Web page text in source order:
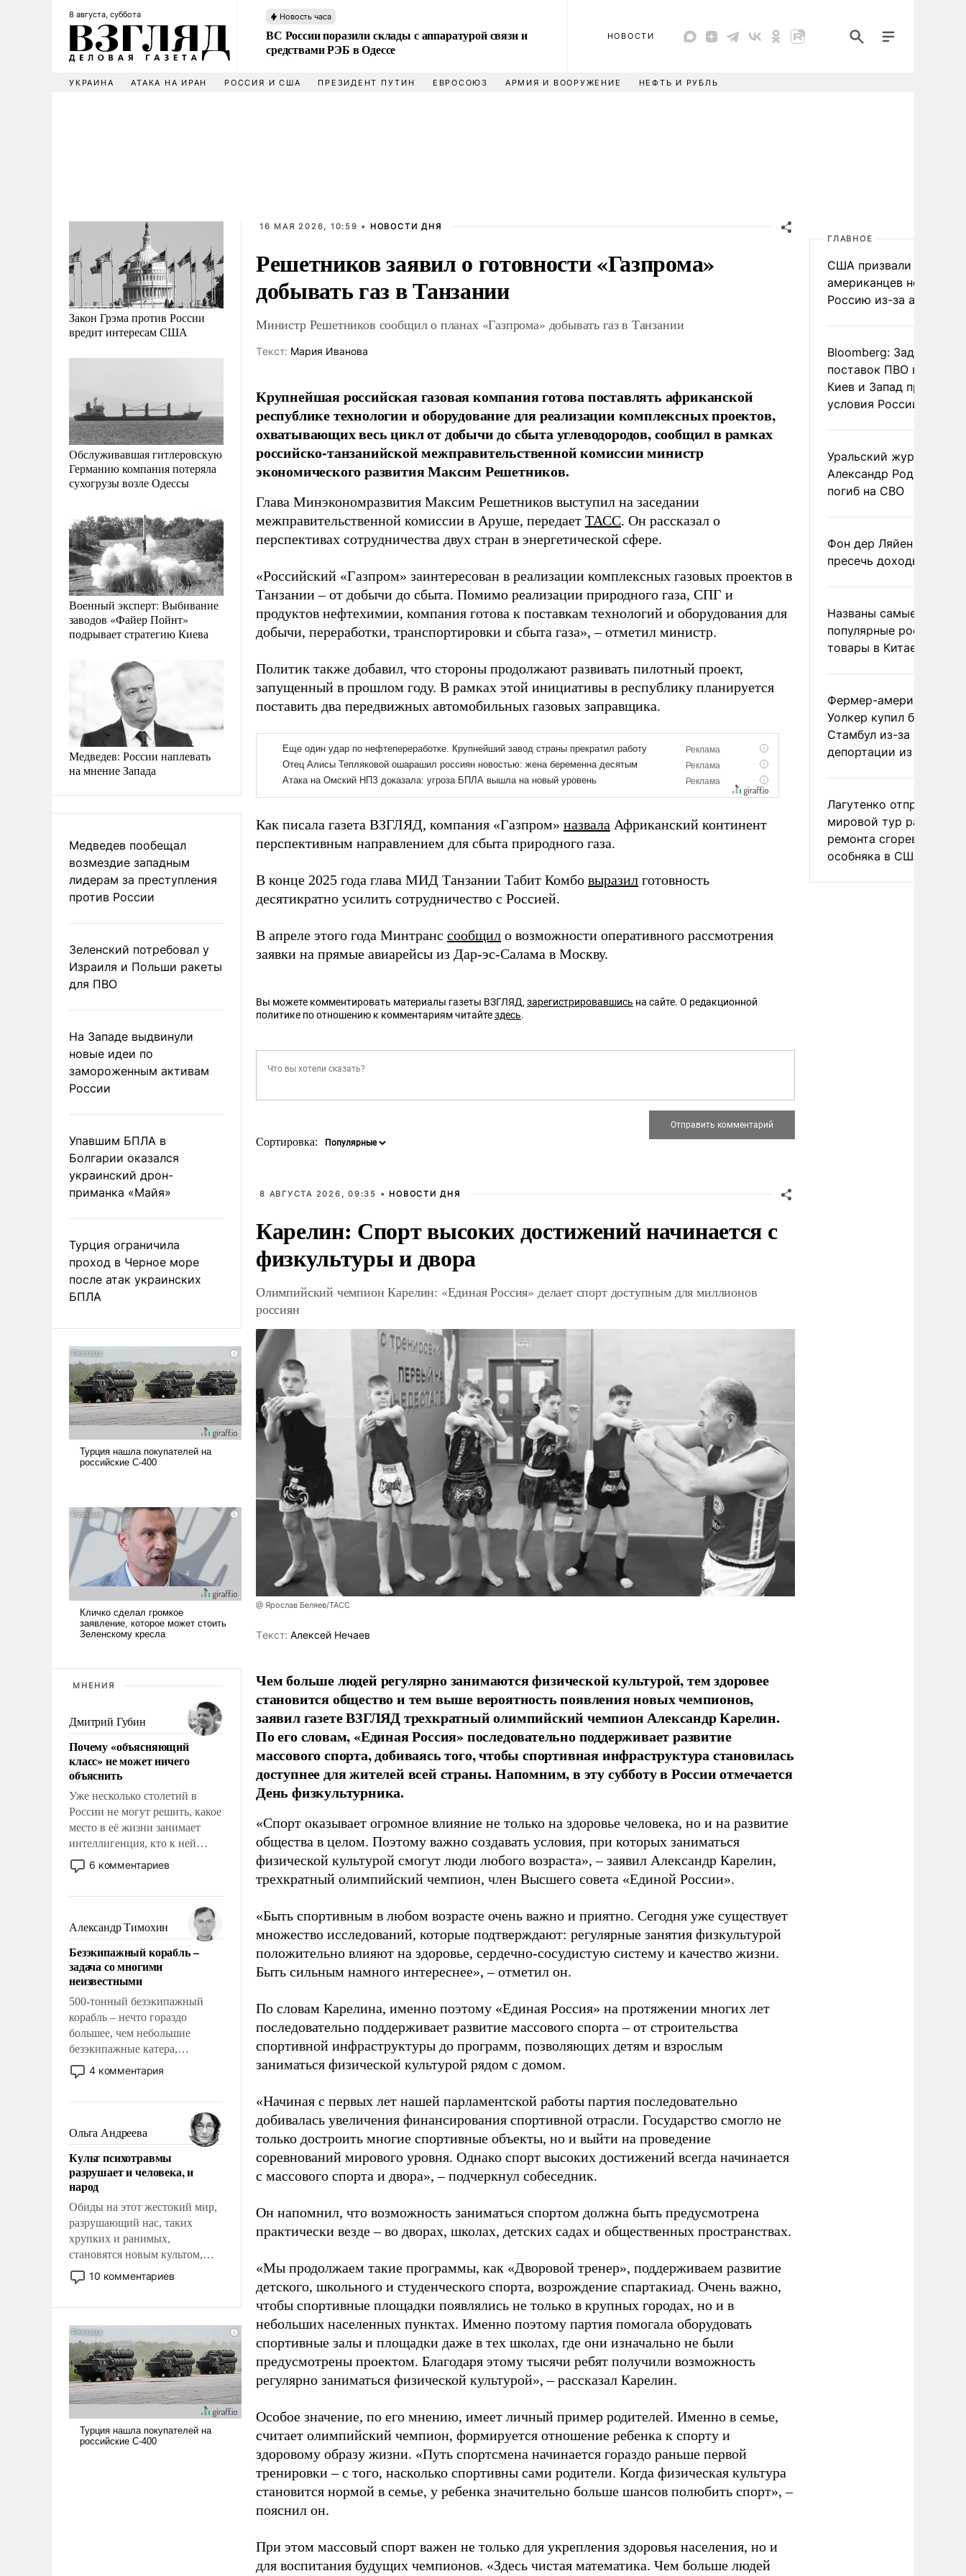
8 августа, суббота Новость часа
ВС России поразили склады с аппаратурой связи и
средствами РЭБ в Одессе
НОВОСТИ
УКРАИНА АТАКА НА ИРАН РОССИЯ И США ПРЕЗИДЕНТ ПУТИН ЕВРОСОЮЗ АРМИЯ И ВООРУЖЕНИЕ НЕФТЬ И РУБЛЬ
Закон Грэма против России
вредит интересам США
Обслуживавшая гитлеровскую
Германию компания потеряла
сухогрузы возле Одессы
Военный эксперт: Выбивание
заводов «Файер Пойнт»
подрывает стратегию Киева
Медведев: России наплевать
на мнение Запада
Медведев пообещал
возмездие западным
лидерам за преступления
против России
Зеленский потребовал у
Израиля и Польши ракеты
для ПВО
На Западе выдвинули
новые идеи по
замороженным активам
России
Упавшим БПЛА в
Болгарии оказался
украинский дрон-
приманка «Майя»
Турция ограничила
проход в Черное море
после атак украинских
БПЛА
МНЕНИЯ
Дмитрий Губин
Почему «объясняющий
класс» не может ничего
объяснить
Уже несколько столетий в
России не могут решить, какое
место в её жизни занимает
интеллигенция, кто к ней
принадлежит, а кого из неё
исключили с правом
чем она отличается от просто
образованных людей. Иногда
казалось, что эти вопросы
решены раз и навсегда, но –
нет, не решены.
6 комментариев
Александр Тимохин
Безэкипажный корабль –
задача со многими
неизвестными
500-тонный безэкипажный
корабль – нечто гораздо
большее, чем небольшие
безэкипажные катера,
применение которых уже
стало обыденностью. Задача по
сложна и амбициозна. Однако
и ее реализация радикально
поднимет наши боевые
возможности.
4 комментария
Ольга Андреева
Культ психотравмы
разрушает и человека, и
народ
Обиды на этот жестокий мир,
разрушающий нас, таких
хрупких и ранимых,
становятся новым культом,
постепенно вытесняя и
отменяя традиционное
ударами судьбы, брать на себя
ответственность, помогать
слабым, идти вперед и
адаптироваться.
10 комментариев
16 МАЯ 2026, 10:59 • НОВОСТИ ДНЯ
Решетников заявил о готовности «Газпрома»
добывать газ в Танзании
Министр Решетников сообщил о планах «Газпрома» добывать газ в Танзании
Tекст: Мария Иванова
Крупнейшая российская газовая компания готова поставлять африканской
республике технологии и оборудование для реализации комплексных проектов,
охватывающих весь цикл от добычи до сбыта углеводородов, сообщил в рамках
российско-танзанийской межправительственной комиссии министр
экономического развития Максим Решетников.
Глава Минэкономразвития Максим Решетников выступил на заседании
межправительственной комиссии в Аруше, передает ТАСС. Он рассказал о
перспективах сотрудничества двух стран в энергетической сфере.
«Российский «Газпром» заинтересован в реализации комплексных газовых проектов в
Танзании – от добычи до сбыта. Помимо реализации природного газа, СПГ и
продуктов нефтехимии, компания готова к поставкам технологий и оборудования для
добычи, переработки, транспортировки и сбыта газа», – отметил министр.
Политик также добавил, что стороны продолжают развивать пилотный проект,
запущенный в прошлом году. В рамках этой инициативы в республику планируется
поставить два передвижных автомобильных газовых заправщика.
Как писала газета ВЗГЛЯД, компания «Газпром» назвала Африканский континент
перспективным направлением для сбыта природного газа.
В конце 2025 года глава МИД Танзании Табит Комбо выразил готовность
десятикратно усилить сотрудничество с Россией.
В апреле этого года Минтранс сообщил о возможности оперативного рассмотрения
заявки на прямые авиарейсы из Дар-эс-Салама в Москву.
Вы можете комментировать материалы газеты ВЗГЛЯД, зарегистрировавшись на сайте. О редакционной
политике по отношению к комментариям читайтездесь.
Сортировка:
8 АВГУСТА 2026, 09:35 • НОВОСТИ ДНЯ
Карелин: Спорт высоких достижений начинается с
физкультуры и двора
Олимпийский чемпион Карелин: «Единая Россия» делает спорт доступным для миллионов
россиян
@ Ярослав Беляев/ТАСС
Tекст: Алексей Нечаев
Чем больше людей регулярно занимаются физической культурой, тем здоровее
становится общество и тем выше вероятность появления новых чемпионов,
заявил газете ВЗГЛЯД трехкратный олимпийский чемпион Александр Карелин.
По его словам, «Единая Россия» последовательно поддерживает развитие
массового спорта, добиваясь того, чтобы спортивная инфраструктура становилась
доступнее для жителей всей страны. Напомним, в эту субботу в России отмечается
День физкультурника.
«Спорт оказывает огромное влияние не только на здоровье человека, но и на развитие
общества в целом. Поэтому важно создавать условия, при которых заниматься
физической культурой смогут люди любого возраста», – заявил Александр Карелин,
трехкратный олимпийский чемпион, член Высшего совета «Единой России».
«Быть спортивным в любом возрасте очень важно и приятно. Сегодня уже существует
множество исследований, которые подтверждают: регулярные занятия физкультурой
положительно влияют на здоровье, сердечно-сосудистую систему и качество жизни.
Быть сильным намного интереснее», – отметил он.
По словам Карелина, именно поэтому «Единая Россия» на протяжении многих лет
последовательно поддерживает развитие массового спорта – от строительства
спортивной инфраструктуры до программ, позволяющих детям и взрослым
заниматься физической культурой рядом с домом.
«Начиная с первых лет нашей парламентской работы партия последовательно
добивалась увеличения финансирования спортивной отрасли. Государство смогло не
только достроить многие спортивные объекты, но и выйти на проведение
соревнований мирового уровня. Однако спорт высоких достижений всегда начинается
с массового спорта и двора», – подчеркнул собеседник.
Он напомнил, что возможность заниматься спортом должна быть предусмотрена
практически везде – во дворах, школах, детских садах и общественных пространствах.
«Мы продолжаем такие программы, как «Дворовой тренер», поддерживаем развитие
детского, школьного и студенческого спорта, возрождение спартакиад. Очень важно,
чтобы спортивные площадки появлялись не только в крупных городах, но и в
небольших населенных пунктах. Именно поэтому партия помогала оборудовать
спортивные залы и площадки даже в тех школах, где они изначально не были
предусмотрены проектом. Благодаря этому тысячи ребят получили возможность
регулярно заниматься физической культурой», – рассказал Карелин.
Особое значение, по его мнению, имеет личный пример родителей. Именно в семье,
считает олимпийский чемпион, формируется отношение ребенка к спорту и
здоровому образу жизни. «Путь спортсмена начинается гораздо раньше первой
тренировки – с того, насколько спортивны сами родители. Когда физическая культура
становится нормой в семье, у ребенка значительно больше шансов полюбить спорт», –
пояснил он.
При этом массовый спорт важен не только для укрепления здоровья населения, но и
для воспитания будущих чемпионов. «Здесь чистая математика. Чем больше людей
ГЛАВНОЕ
США призвали
американцев не
Россию из-за атак ВСУ
Bloomberg: Задержка
поставок ПВО вынудит
Киев и Запад принять
условия России
Уральский журналист
Александр Родионов
погиб на СВО
Фон дер Ляйен
пресечь доходы России
Названы самые
популярные российские
товары в Китае
Фермер-американец
Уолкер купил билет в
Стамбул из-за угрозы
депортации из России
Лагутенко отправился в
мировой тур ради
ремонта сгоревшего
особняка в США